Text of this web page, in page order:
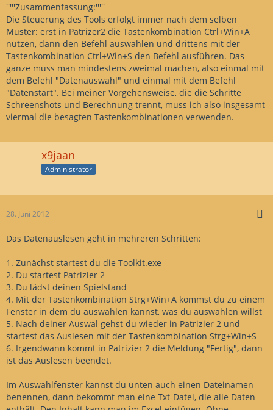
'''''Zusammenfassung:'''''
Die Steuerung des Tools erfolgt immer nach dem selben
Muster: erst in Patrizer2 die Tastenkombination Ctrl+Win+A
nutzen, dann den Befehl auswählen und drittens mit der
Tastenkombination Ctrl+Win+S den Befehl ausführen. Das
ganze muss man mindestens zweimal machen, also einmal mit
dem Befehl "Datenauswahl" und einmal mit dem Befehl
"Datenstart". Bei meiner Vorgehensweise, die die Schritte
Schreenshots und Berechnung trennt, muss ich also insgesamt
viermal die besagten Tastenkombinationen verwenden.
x9jaan
Administrator
28. Juni 2012
Das Datenauslesen geht in mehreren Schritten:
1. Zunächst startest du die Toolkit.exe
2. Du startest Patrizier 2
3. Du lädst deinen Spielstand
4. Mit der Tastenkombination Strg+Win+A kommst du zu einem
Fenster in dem du auswählen kannst, was du auswählen willst
5. Nach deiner Auswal gehst du wieder in Patrizier 2 und
startest das Auslesen mit der Tastenkombination Strg+Win+S
6. Irgendwann kommt in Patrizier 2 die Meldung "Fertig", dann
ist das Auslesen beendet.
Im Auswahlfenster kannst du unten auch einen Dateinamen
benennen, dann bekommt man eine Txt-Datei, die alle Daten